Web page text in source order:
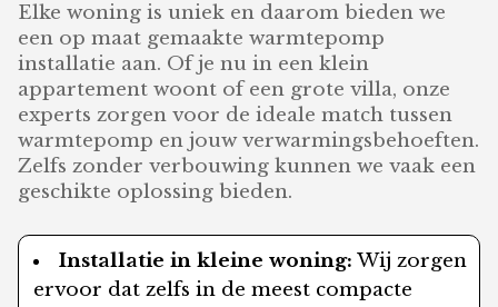
Elke woning is uniek en daarom bieden we
een op maat gemaakte warmtepomp
installatie aan. Of je nu in een klein
appartement woont of een grote villa, onze
experts zorgen voor de ideale match tussen
warmtepomp en jouw verwarmingsbehoeften.
Zelfs zonder verbouwing kunnen we vaak een
geschikte oplossing bieden.
Installatie in kleine woning: Wij zorgen
ervoor dat zelfs in de meest compacte